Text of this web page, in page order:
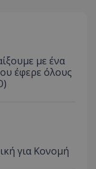
με ένα
έφερε όλους
για Κονομή